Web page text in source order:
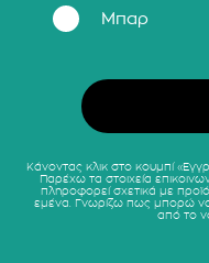
Μπαρ
Κάνοντας κλικ στο κουμπί
Παρέχω τα στοιχεία
πληροφορεί σχετικά με
εμένα. Γνωρίζω πως μπορώ
από το